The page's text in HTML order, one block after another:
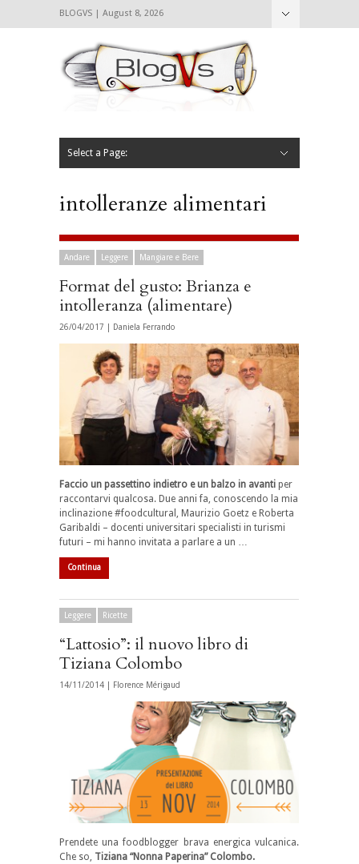
BLOGVS | August 8, 2026
Select a Page:
intolleranze alimentari
Andare Leggere Mangiare e Bere
Format del gusto: Brianza e
intolleranza (alimentare)
26/04/2017 | Daniela Ferrando
Faccio un passettino indietro e un balzo in avanti per
raccontarvi qualcosa. Due anni fa, conoscendo la mia
inclinazione #foodcultural, Maurizio Goetz e Roberta
Garibaldi – docenti universitari specialisti in turismi
futuri – mi hanno invitata a parlare a un …
Continua
Leggere Ricette
“Lattosio”: il nuovo libro di
Tiziana Colombo
14/11/2014 | Florence Mérigaud
Prendete una foodblogger brava energica vulcanica.
Che so, Tiziana “Nonna Paperina” Colombo.